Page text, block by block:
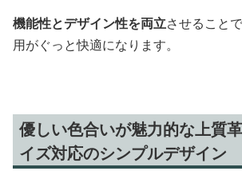
機能性とデザイン性を両立させること
用がぐっと快適になります。
優しい色合いが魅力的な上質
イズ対応のシンプルデザイン